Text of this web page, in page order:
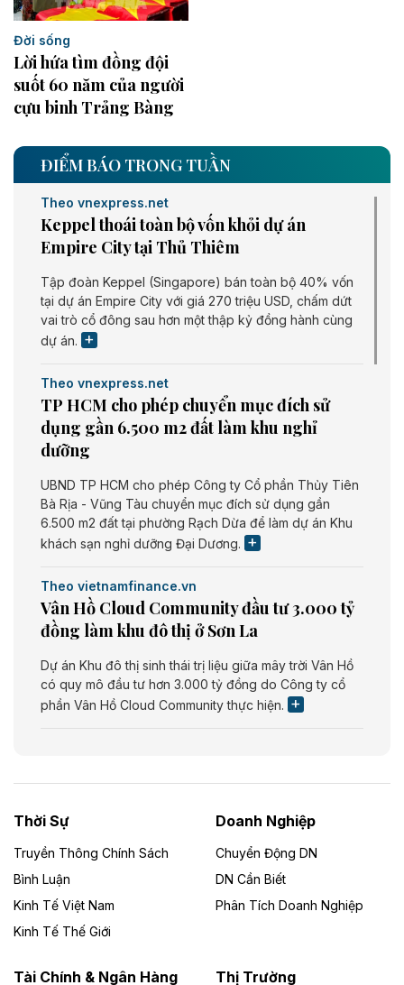
Đời sống
Lời hứa tìm đồng đội
suốt 60 năm của người
cựu binh Trảng Bàng
ĐIỂM BÁO TRONG TUẦN
Theo vnexpress.net
Keppel thoái toàn bộ vốn khỏi dự án
Empire City tại Thủ Thiêm
Tập đoàn Keppel (Singapore) bán toàn bộ 40% vốn
tại dự án Empire City với giá 270 triệu USD, chấm dứt
vai trò cổ đông sau hơn một thập kỷ đồng hành cùng
dự án.
Theo vnexpress.net
TP HCM cho phép chuyển mục đích sử
dụng gần 6.500 m2 đất làm khu nghỉ
dưỡng
UBND TP HCM cho phép Công ty Cổ phần Thủy Tiên
Bà Rịa - Vũng Tàu chuyển mục đích sử dụng gần
6.500 m2 đất tại phường Rạch Dừa để làm dự án Khu
khách sạn nghỉ dưỡng Đại Dương.
Theo vietnamfinance.vn
Vân Hồ Cloud Community đầu tư 3.000 tỷ
đồng làm khu đô thị ở Sơn La
Dự án Khu đô thị sinh thái trị liệu giữa mây trời Vân Hồ
có quy mô đầu tư hơn 3.000 tỷ đồng do Công ty cổ
phần Vân Hồ Cloud Community thực hiện.
Dự án Nhà máy xử lý rác và phát điện Bắc Giang do
Công ty TNHH Năng lượng môi trường Bắc Giang làm
Theo vietnamfinance.vn
Đức Long Gia Lai mở rộng ‘hệ sinh thái’
Lai
Thời Sự
Truyền Thông Chính Sách
Bình Luận
Kinh Tế Việt Nam
Kinh Tế Thế Giới
Doanh Nghiệp
Chuyển Động DN
DN Cần Biết
Phân Tích Doanh Nghiệp
Tài Chính & Ngân Hàng Thị Trường